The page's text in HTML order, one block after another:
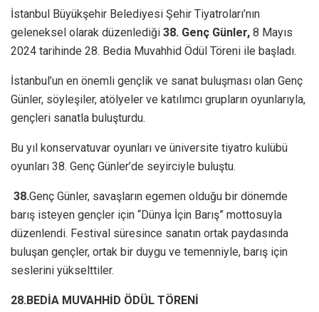
İstanbul Büyükşehir Belediyesi Şehir Tiyatroları’nın
geleneksel olarak düzenlediği 38. Genç Günler, 8 Mayıs
2024 tarihinde 28. Bedia Muvahhid Ödül Töreni ile başladı.
İstanbul’un en önemli gençlik ve sanat buluşması olan Genç
Günler, söyleşiler, atölyeler ve katılımcı grupların oyunlarıyla,
gençleri sanatla buluşturdu.
Bu yıl konservatuvar oyunları ve üniversite tiyatro kulübü
oyunları 38. Genç Günler’de seyirciyle buluştu.
38.Genç Günler, savaşların egemen olduğu bir dönemde
barış isteyen gençler için “Dünya İçin Barış” mottosuyla
düzenlendi. Festival süresince sanatın ortak paydasında
buluşan gençler, ortak bir duygu ve temenniyle, barış için
seslerini yükselttiler.
28.BEDİA MUVAHHİD ÖDÜL TÖRENİ